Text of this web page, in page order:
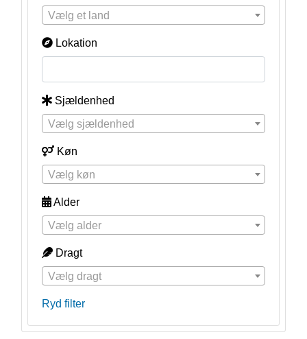
Vælg et land
Lokation
Sjældenhed
Vælg sjældenhed
Køn
Vælg køn
Alder
Vælg alder
Dragt
Vælg dragt
Ryd filter